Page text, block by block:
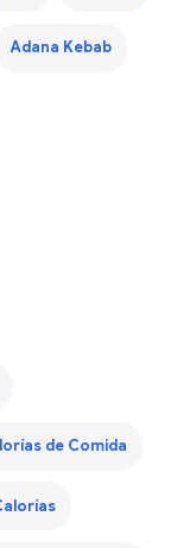
Adana Kebab
de Comida